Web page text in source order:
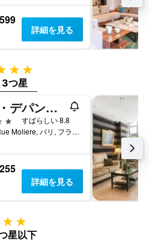
詳細を見る
3つ星
3つ星
ラ・デパンダンス
すばらしい 8.8
20 Rue Moliere, パリ, フランス
詳細を見る
2つ星
星以下